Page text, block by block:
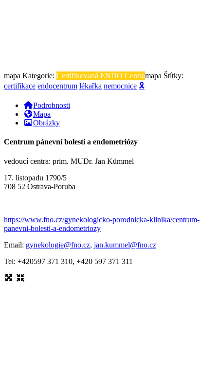
mapa Kategorie: Certifikovaná ENDO Centramapa Štítky:
certifikace endocentrum lékařka nemocnice 🎗
Podrobnosti
Mapa
Obrázky
Centrum pánevní bolesti a endometriózy
vedoucí centra: prim. MUDr. Jan Kümmel
17. listopadu 1790/5
708 52 Ostrava-Poruba
https://www.fno.cz/gynekologicko-porodnicka-klinika/centrum-
panevni-bolesti-a-endometriozy
Email: gynekologie@fno.cz, jan.kummel@fno.cz
Tel: +420597 371 310, +420 597 371 311